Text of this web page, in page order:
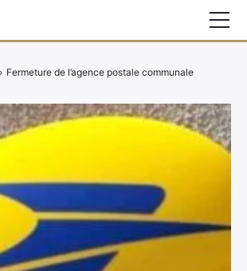
› Fermeture de l’agence postale communale